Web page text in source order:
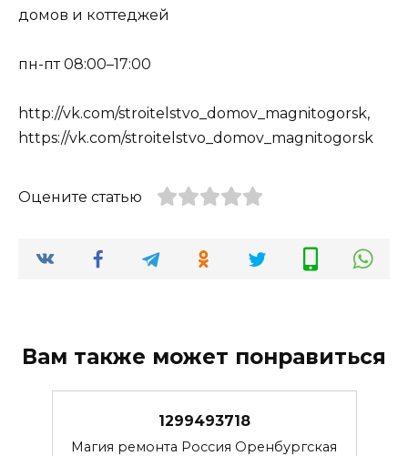
домов и коттеджей
пн-пт 08:00–17:00
http://vk.com/stroitelstvo_domov_magnitogorsk,
https://vk.com/stroitelstvo_domov_magnitogorsk
Оцените статью
Вам также может понравиться
1299493718
Магия ремонта Россия Оренбургская